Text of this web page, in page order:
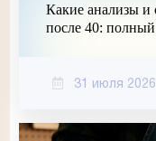
Какие анализы
после 40:
31 июля 2026